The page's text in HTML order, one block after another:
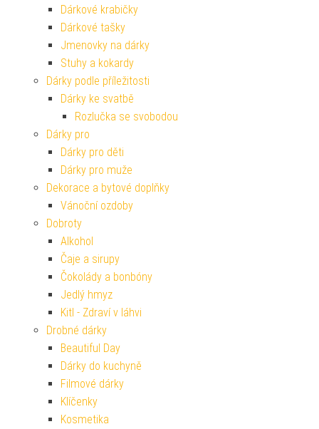
Dárkové krabičky
Dárkové tašky
Jmenovky na dárky
Stuhy a kokardy
Dárky podle příležitosti
Dárky ke svatbě
Rozlučka se svobodou
Dárky pro
Dárky pro děti
Dárky pro muže
Dekorace a bytové doplňky
Vánoční ozdoby
Dobroty
Alkohol
Čaje a sirupy
Čokolády a bonbóny
Jedlý hmyz
Kitl - Zdraví v láhvi
Drobné dárky
Beautiful Day
Dárky do kuchyně
Filmové dárky
Klíčenky
Kosmetika